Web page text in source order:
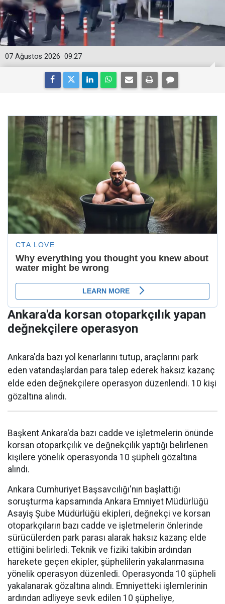
09:27
07 Ağustos 2026
Ankara'da korsan otoparkçılık yapan
değnekçilere operasyon
Ankara'da bazı yol kenarlarını tutup, araçlarını park
eden vatandaşlardan para talep ederek haksız kazanç
elde eden değnekçilere operasyon düzenlendi. 10 kişi
gözaltına alındı.
Başkent Ankara'da bazı cadde ve işletmelerin önünde
korsan otoparkçılık ve değnekçilik yaptığı belirlenen
kişilere yönelik operasyonda 10 şüpheli gözaltına
alındı.
Ankara Cumhuriyet Başsavcılığı'nın başlattığı
soruşturma kapsamında Ankara Emniyet Müdürlüğü
Asayiş Şube Müdürlüğü ekipleri, değnekçi ve korsan
otoparkçıların bazı cadde ve işletmelerin önlerinde
sürücülerden park parası alarak haksız kazanç elde
ettiğini belirledi. Teknik ve fiziki takibin ardından
harekete geçen ekipler, şüphelilerin yakalanmasına
yönelik operasyon düzenledi. Operasyonda 10 şüpheli
yakalanarak gözaltına alındı. Emniyetteki işlemlerinin
ardından adliyeye sevk edilen 10 şüpheliye,